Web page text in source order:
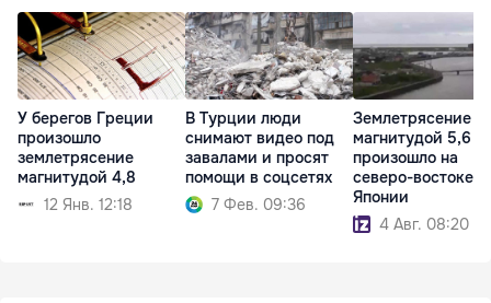
У берегов Греции
произошло
землетрясение
магнитудой 4,8
12 Янв. 12:18
В Турции люди
снимают видео под
завалами и просят
помощи в соцсетях
7 Фев. 09:36
Землетрясение
магнитудой 5,6
произошло на
северо-востоке
Японии
4 Авг. 08:20